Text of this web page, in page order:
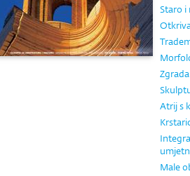
Staro i
Atrij s
Male